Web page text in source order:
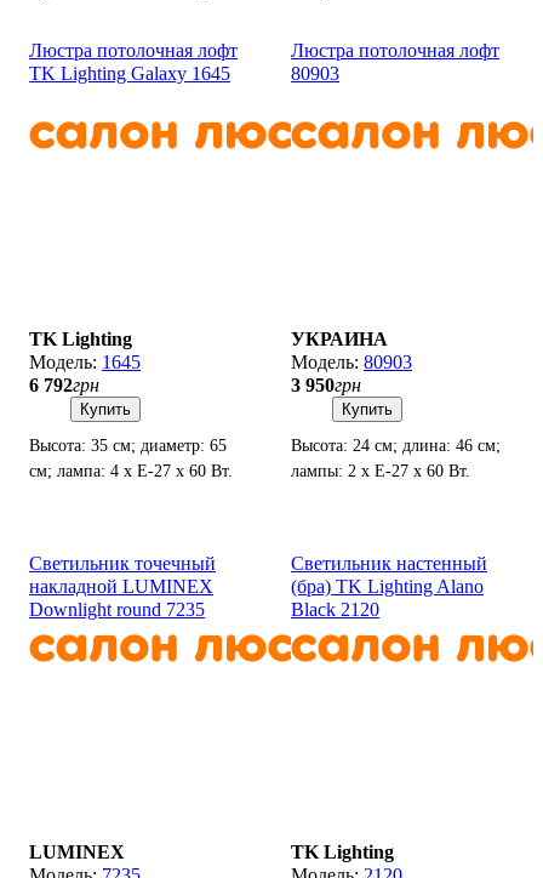
Люстра потолочная лофт
TK Lighting Galaxy 1645
TK Lighting
1645
6 792грн
Купить
Высота: 35 см; диаметр: 65
см; лампа: 4 х Е-27 х 60 Вт.
Люстра потолочная лофт
80903
УКРАИНА
80903
3 950грн
Купить
Высота: 24 см; длина: 46 см;
лампы: 2 х Е-27 х 60 Вт.
Светильник точечный
накладной LUMINEX
Downlight round 7235
LUMINEX
Светильник настенный
(бра) TK Lighting Alano
Black 2120
TK Lighting